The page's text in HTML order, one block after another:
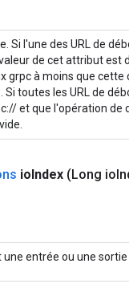
Si l'une des URL de
de cet attribut est
grpc à moins que
Si toutes les URL de
et que l'opération de
ioIndex (Long io
une entrée ou une